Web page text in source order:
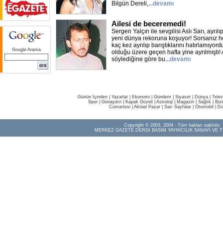
Google Arama
Bilgün Dereli,...devamı
Ailesi de beceremedi!
Sergen Yalçın ile sevgilisi Aslı Sarı,
yeni dünya rekoruna koşuyor! Sorsanız
kaç kez ayrılıp barıştıklarını
olduğu üzere geçen hafta yine ayrılmıştı!
söylediğine göre bu...devamı
Günün İçinden Yazarlar Ekonomi Gündem Siyaset Dünya |
Spor
Günaydın Kapak Güzeli Astroloji Magazin Sağlık
Cumartesi| Aktüel Pazar| Sarı Sayfalar| Otomobil
Copyright © 2003, 2004 - Tüm hakları saklıdır.
MERKEZ GAZETE DERGİ BASIM YAYINCILIK SANAYİ VE